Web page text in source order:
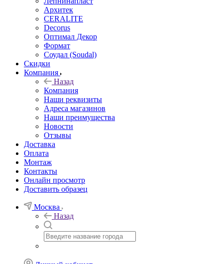
Архитек
CERALITE
Decorus
Оптимал Декор
Формат
Соудал (Soudal)
Скидки
Компания
Назад
Компания
Наши реквизиты
Адреса магазинов
Наши преимущества
Новости
Отзывы
Доставка
Оплата
Монтаж
Контакты
Онлайн просмотр
Доставить образец
Москва
Назад